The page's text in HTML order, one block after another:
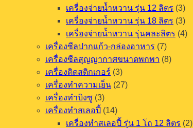
เครื่องจ่ายน้ำหวาน รุ่น 12 ลิตร (3)
เครื่องจ่ายน้ำหวาน รุ่น 18 ลิตร (3)
เครื่องจ่ายน้ำหวาน รุ่นคละลิตร (4)
เครื่องซีลปากแก้ว-กล่องอาหาร (7)
เครื่องซีลสุญญากาศขนาดพกพา (8)
เครื่องติดสติกเกอร์ (3)
เครื่องทำความเย็น (27)
เครื่องทำบิงซู (3)
เครื่องทำสเลอปี้ (14)
เครื่องทำสเลอปี้ รุ่น 1 โถ 12 ลิตร (2)